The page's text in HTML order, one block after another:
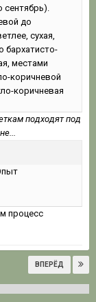
до
сухая,
бархатисто-
местами
коричневой
коричневая
подходят под
процесс
ВПЕРЁД